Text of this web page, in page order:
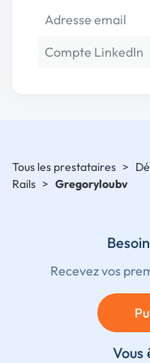
Adresse email
Compte LinkedIn
Tous les prestataires >
Rails > Gregoryloubv
Recevez vos
Vous